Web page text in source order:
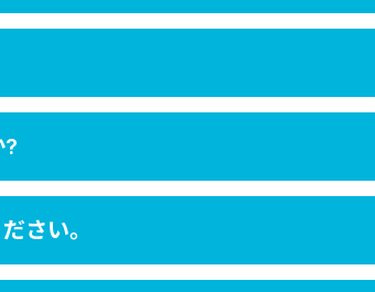
さい。